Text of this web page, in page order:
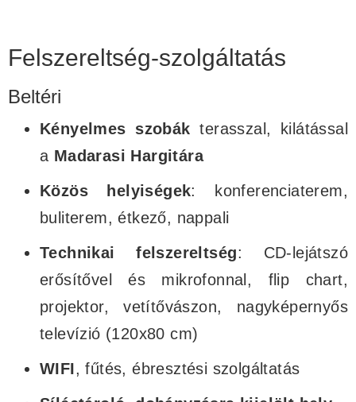
Felszereltség-szolgáltatás
Beltéri
Kényelmes szobák terasszal, kilátással
a Madarasi Hargitára
Közös helyiségek: konferenciaterem,
buliterem, étkező, nappali
Technikai felszereltség: CD-lejátszó
erősítővel és mikrofonnal, flip chart,
projektor, vetítővászon, nagyképernyős
televízió (120x80 cm)
WIFI, fűtés, ébresztési szolgáltatás